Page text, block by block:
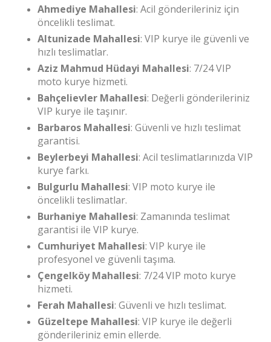
Ahmediye Mahallesi: Acil gönderileriniz için
öncelikli teslimat.
Altunizade Mahallesi: VIP kurye ile güvenli ve
hızlı teslimatlar.
Aziz Mahmud Hüdayi Mahallesi: 7/24 VIP
moto kurye hizmeti.
Bahçelievler Mahallesi: Değerli gönderileriniz
VIP kurye ile taşınır.
Barbaros Mahallesi: Güvenli ve hızlı teslimat
garantisi.
Beylerbeyi Mahallesi: Acil teslimatlarınızda VIP
kurye farkı.
Bulgurlu Mahallesi: VIP moto kurye ile
öncelikli teslimatlar.
Burhaniye Mahallesi: Zamanında teslimat
garantisi ile VIP kurye.
Cumhuriyet Mahallesi: VIP kurye ile
profesyonel ve güvenli taşıma.
Çengelköy Mahallesi: 7/24 VIP moto kurye
hizmeti.
Ferah Mahallesi: Güvenli ve hızlı teslimat.
Güzeltepe Mahallesi: VIP kurye ile değerli
gönderileriniz emin ellerde.